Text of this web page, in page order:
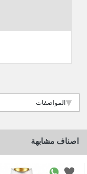
المواصفات
اصناف مشابهة